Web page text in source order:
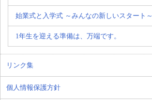
始業式と入学式 ～みんなの新しいスタート～
1年生を迎える準備は、万端です。
リンク集
個人情報保護方針